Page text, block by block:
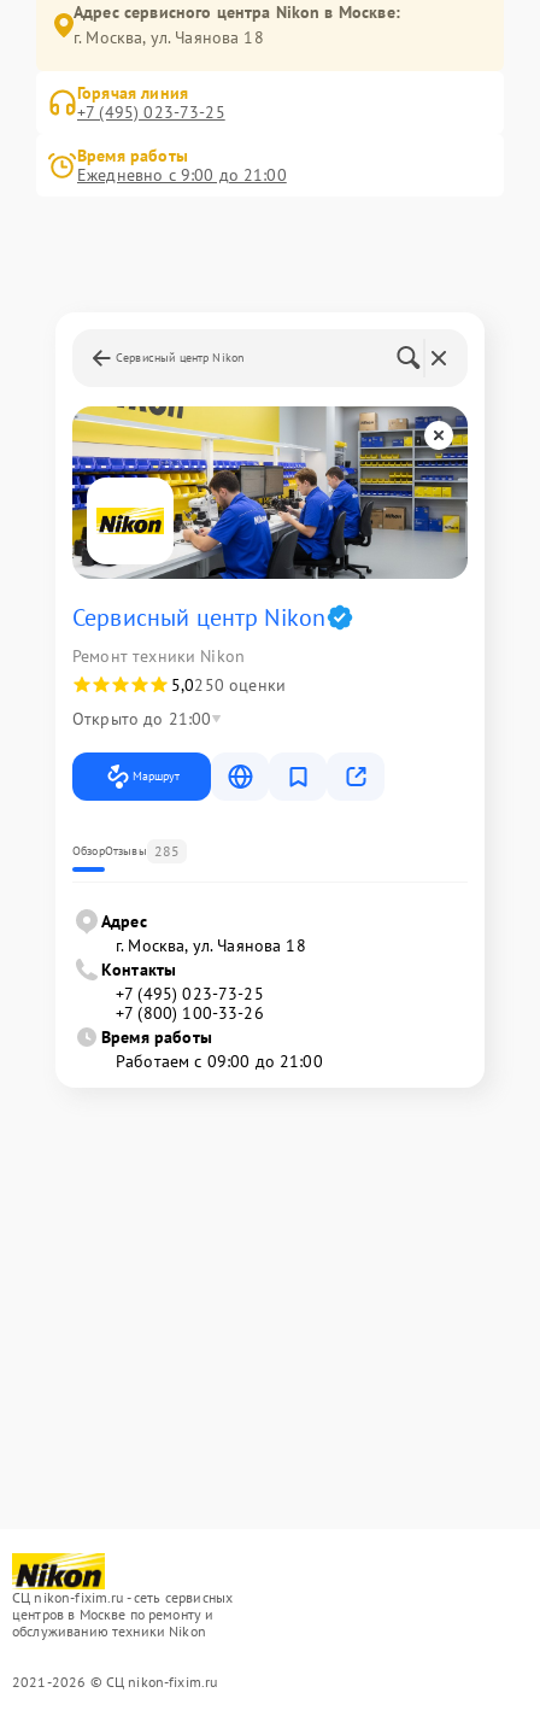
Адрес сервисного центра Nikon в Москве:
г. Москва, ул. Чаянова 18
Горячая линия
+7 (495) 023-73-25
Время работы
Ежедневно с 9:00 до 21:00
Сервисный центр Nikon
Сервисный центр Nikon
Ремонт техники Nikon
5,0250 оценки
Открыто до 21:00
Маршрут
ОбзорОтзывы 285
Адрес
г. Москва, ул. Чаянова 18
Контакты
+7 (495) 023-73-25
+7 (800) 100-33-26
Время работы
Работаем с 09:00 до 21:00
СЦ nikon-fixim.ru - сеть сервисных
центров в Москве по ремонту и
обслуживанию техники Nikon
2021-2026 © СЦ nikon-fixim.ru